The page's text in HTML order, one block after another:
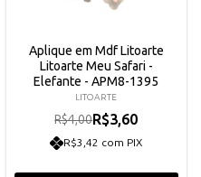
Aplique em Mdf Litoarte
Litoarte Meu Safari -
Elefante - APM8-1395
LITOARTE
R$4,00R$3,60
R$3,42 com PIX